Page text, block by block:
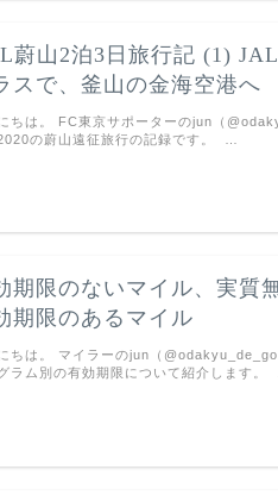
蔚山2泊3日旅行記 (1)
スで、釜山の金海空港へ
ちは。 FC東京サポーターのjun（
の蔚山遠征旅行の記録です。 …
期限のないマイル、実質
期限のあるマイル
ちは。 マイラーのjun（
ラム別の有効期限について紹介します。